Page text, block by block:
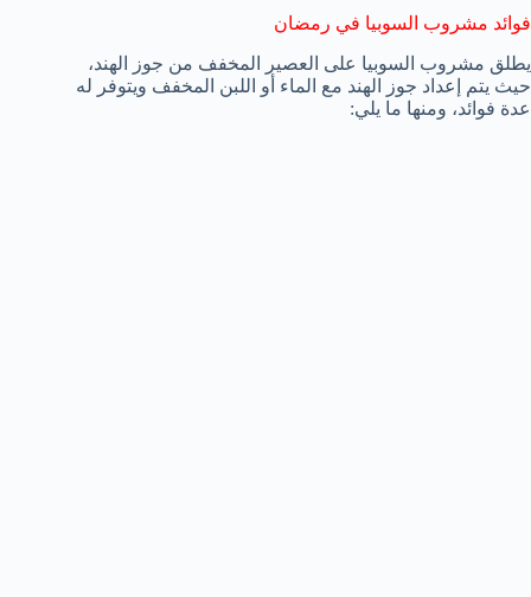
فوائد مشروب السوبيا في رمضان
يطلق مشروب السوبيا على العصير المخفف من جوز الهند،
حيث يتم إعداد جوز الهند مع الماء أو اللبن المخفف ويتوفر له
عدة فوائد، ومنها ما يلي: